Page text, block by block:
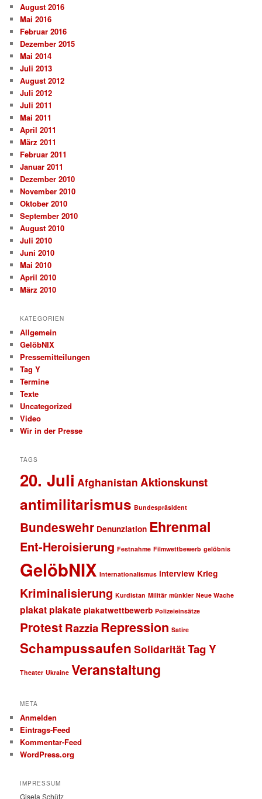
August 2016
Mai 2016
Februar 2016
Dezember 2015
Mai 2014
Juli 2013
August 2012
Juli 2012
Juli 2011
Mai 2011
April 2011
März 2011
Februar 2011
Januar 2011
Dezember 2010
November 2010
Oktober 2010
September 2010
August 2010
Juli 2010
Juni 2010
Mai 2010
April 2010
März 2010
KATEGORIEN
Allgemein
GelöbNIX
Pressemitteilungen
Tag Y
Termine
Texte
Uncategorized
Video
Wir in der Presse
TAGS
20. Juli Afghanistan Aktionskunst
antimilitarismus Bundespräsident
Bundeswehr Denunziation Ehrenmal
Ent-Heroisierung Festnahme Filmwettbewerb gelöbnis
GelöbNIX Internationalismus interview Krieg
Kriminalisierung Kurdistan Militär münkler Neue Wache
plakat plakate plakatwettbewerb Polizeieinsätze
ProtestRazziaRepression Satire
Schampussaufen SolidaritätTag Y
Theater Ukraine Veranstaltung
META
Anmelden
Eintrags-Feed
Kommentar-Feed
WordPress.org
IMPRESSUM
Gisela Schütz